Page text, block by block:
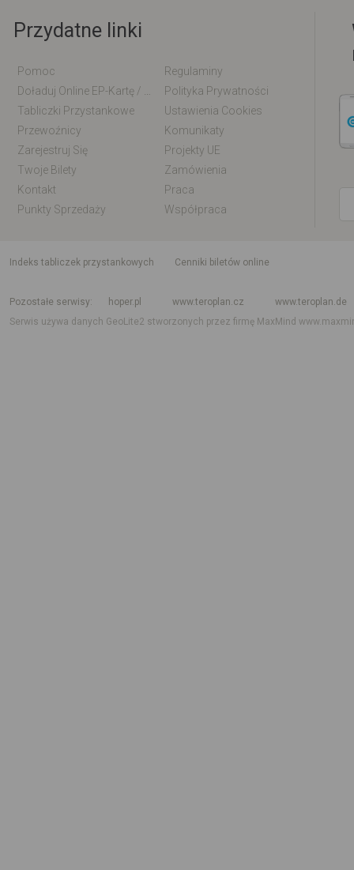
Przydatne linki
Pomoc
Regulaminy
Polityka Prywatności
Tabliczki Przystankowe
Ustawienia Cookies
Przewoźnicy
Komunikaty
Zarejestruj Się
Projekty UE
Twoje Bilety
Zamówienia
Kontakt
Praca
Punkty Sprzedaży
Współpraca
indeks tabliczek przystankowych
Cenniki biletów online
Pozostałe serwisy
hoper.pl www.teroplan.cz
www.teroplan.de
Serwis używa danych GeoLite2 stworzonych przez firmę MaxMind